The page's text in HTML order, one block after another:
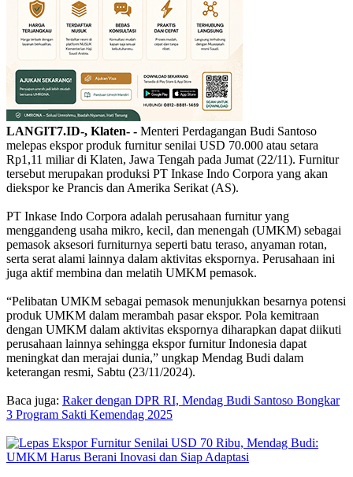
LANGIT7.ID-, Klaten- - Menteri Perdagangan Budi Santoso
melepas ekspor produk furnitur senilai USD 70.000 atau setara
Rp1,11 miliar di Klaten, Jawa Tengah pada Jumat (22/11). Furnitur
tersebut merupakan produksi PT Inkase Indo Corpora yang akan
diekspor ke Prancis dan Amerika Serikat (AS).
PT Inkase Indo Corpora adalah perusahaan furnitur yang
menggandeng usaha mikro, kecil, dan menengah (UMKM) sebagai
pemasok aksesori furniturnya seperti batu teraso, anyaman rotan,
serta serat alami lainnya dalam aktivitas ekspornya. Perusahaan ini
juga aktif membina dan melatih UMKM pemasok.
“Pelibatan UMKM sebagai pemasok menunjukkan besarnya potensi
produk UMKM dalam merambah pasar ekspor. Pola kemitraan
dengan UMKM dalam aktivitas ekspornya diharapkan dapat diikuti
perusahaan lainnya sehingga ekspor furnitur Indonesia dapat
meningkat dan merajai dunia,” ungkap Mendag Budi dalam
keterangan resmi, Sabtu (23/11/2024).
Baca juga: Raker dengan DPR RI, Mendag Budi Santoso Bongkar
3 Program Sakti Kemendag 2025